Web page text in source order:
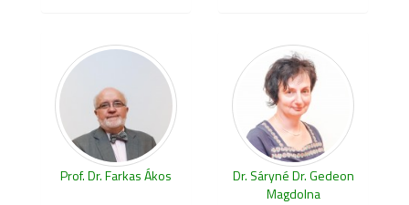
Prof. Dr. Farkas Ákos
Dr. Sáryné Dr. Gedeon
Magdolna